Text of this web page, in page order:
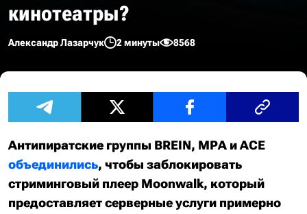
кинотеатры?
Александр Лазарчук 2 минуты 8568
Антипиратские группы BREIN, MPA и ACE
объединились, чтобы заблокировать
стриминговый плеер Moonwalk, который
предоставляет серверные услуги примерно